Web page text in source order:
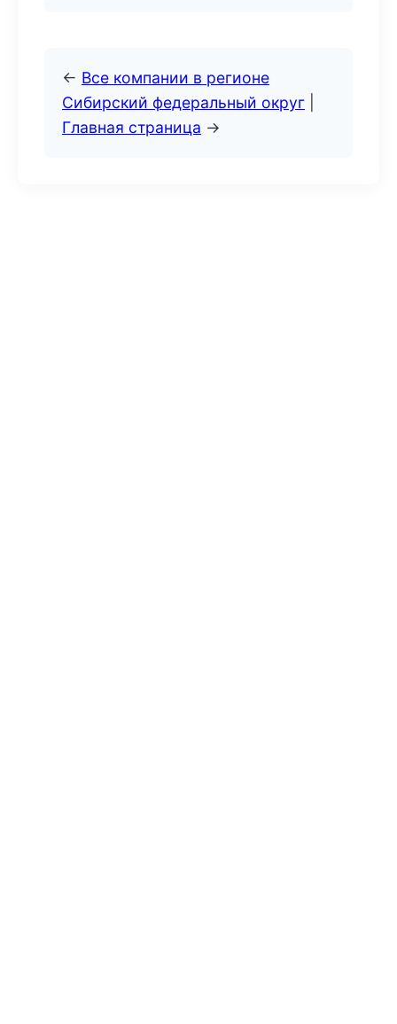
← Все компании в регионе
Сибирский федеральный округ
Главная страница →